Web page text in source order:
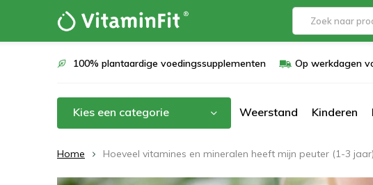
100% plantaardige voedingssupplementen Op werkdagen
Kies een categorie Weerstand Kinderen
Home Hoeveel vitamines en mineralen heeft mijn peuter (1-3